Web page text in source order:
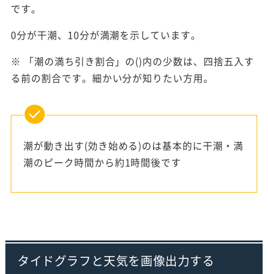
です。
0分が干潮、10分が満潮を示しています。
※ 「潮の満ち引き割合」の()内の少数は、四捨五入す
る前の割合です。細かい分が知りたい方用。
潮が動き出す(効き始める)のは基本的に干潮・満
潮のピーク時間から約1時間後です
タイドグラフと天気を画像出力する